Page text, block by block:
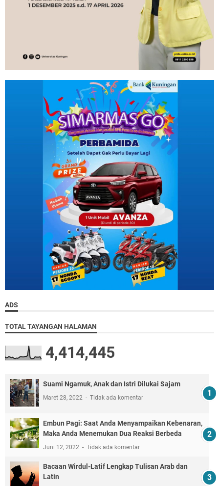
ADS
TOTAL TAYANGAN HALAMAN
4,414,445
Suami Ngamuk, Anak dan Istri Dilukai Sajam
Maret 28, 2022 Tidak ada komentar
Embun Pagi: Saat Anda Menyampaikan Kebenaran,
Maka Anda Menemukan Dua Reaksi Berbeda
Juni 12, 2022 Tidak ada komentar
Bacaan Wirdul-Latif Lengkap Tulisan Arab dan
Latin